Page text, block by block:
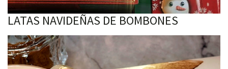
LATAS NAVIDEÑAS DE BOMBONES